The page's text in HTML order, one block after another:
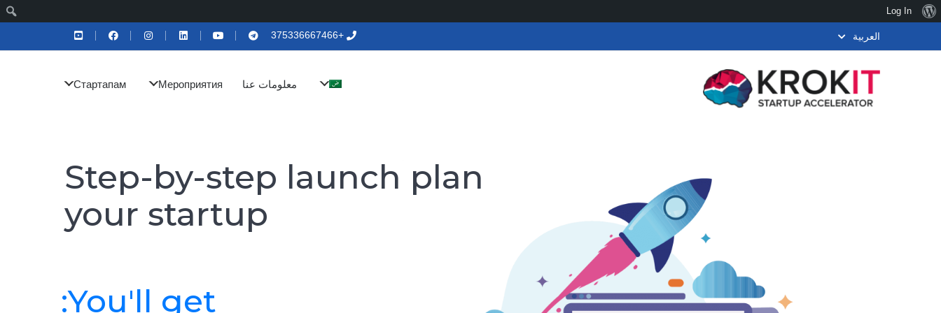
نبذةLog In
العربية +375336667466
Стартапам Мероприятия معلومات عنا
You'll get:
Step-by-step launch plan
your startup